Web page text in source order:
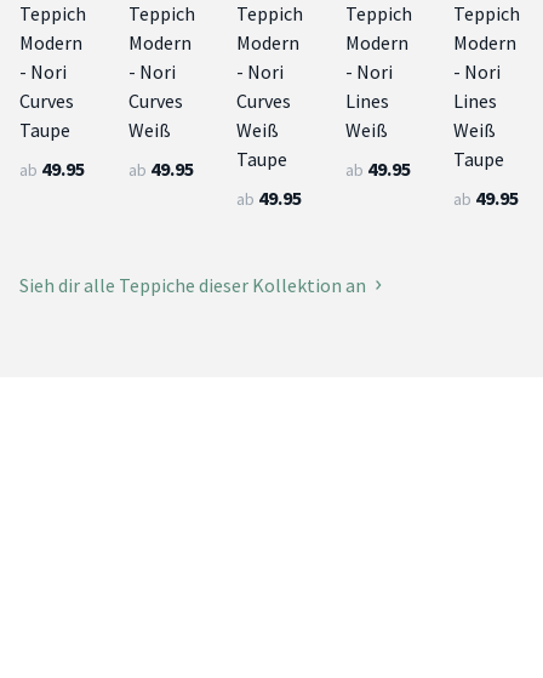
Teppich
Modern
- Nori
Curves
Taupe
ab 49.95
Teppich
Modern
- Nori
Curves
Weiß
ab 49.95
Teppich
Modern
- Nori
Curves
Weiß
Taupe
ab 49.95
Teppich
Modern
- Nori
Lines
Weiß
ab 49.95
Teppich
Modern
- Nori
Lines
Weiß
Taupe
ab 49.95
Sieh dir alle Teppiche dieser Kollektion an